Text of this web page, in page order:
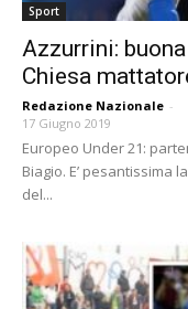
Sport
Azzurrini:
Chiesa
Redazione Nazionale -
17 Giugno 2019
Europeo Under 21:
Biagio. E’ pesantissima
del...